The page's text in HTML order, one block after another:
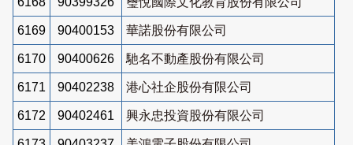
6169 90400153 華諾股份有限公司
6170 90400626 馳名不動產股份有限公司
6171 90402238 港心社企股份有限公司
6172 90402461 興永忠投資股份有限公司